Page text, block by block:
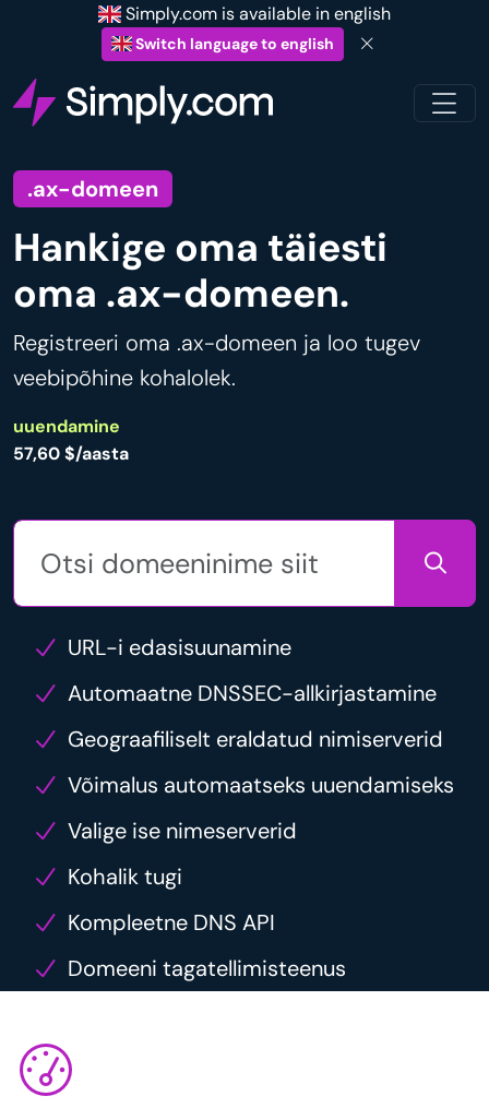
Simply.com is available in english
Switch language to english
.ax-domeen
Hankige oma täiesti
oma .ax-domeen.
Registreeri oma .ax-domeen ja loo tugev
veebipõhine kohalolek.
uuendamine
57,60 $/aasta
URL-i edasisuunamine
Automaatne DNSSEC-allkirjastamine
Geograafiliselt eraldatud nimiserverid
Võimalus automaatseks uuendamiseks
Valige ise nimeserverid
Kohalik tugi
Kompleetne DNS API
Domeeni tagatellimisteenus